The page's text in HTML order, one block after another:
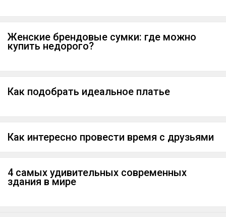
Женские брендовые сумки: где можно
купить недорого?
Как подобрать идеальное платье
Как интересно провести время с друзьями
4 самых удивительных современных
здания в мире